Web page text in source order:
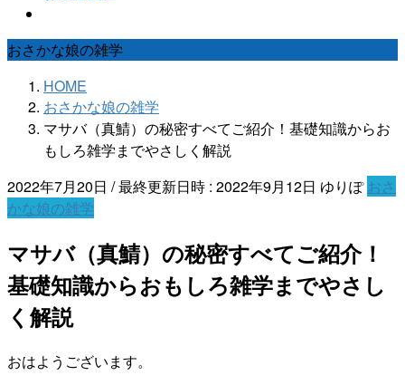
おさかな娘の雑学
HOME
おさかな娘の雑学
マサバ（真鯖）の秘密すべてご紹介！基礎知識からお
もしろ雑学までやさしく解説
2022年7月20日 / 最終更新日時 : 2022年9月12日 ゆりぽ おさ
かな娘の雑学
マサバ（真鯖）の秘密すべてご紹介！
基礎知識からおもしろ雑学までやさし
く解説
おはようございます。